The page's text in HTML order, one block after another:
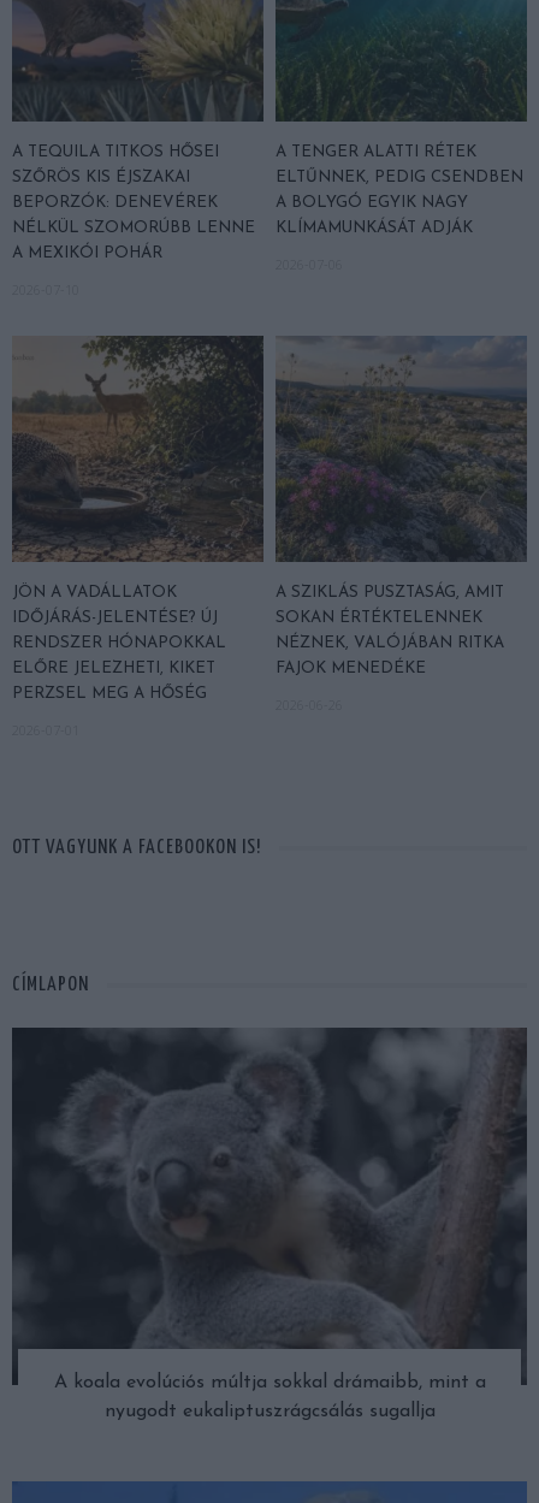
A TEQUILA TITKOS HŐSEI
SZŐRÖS KIS ÉJSZAKAI
BEPORZÓK: DENEVÉREK
NÉLKÜL SZOMORÚBB LENNE
A MEXIKÓI POHÁR
A TENGER ALATTI RÉTEK
ELTŰNNEK, PEDIG CSENDBEN
A BOLYGÓ EGYIK NAGY
KLÍMAMUNKÁSÁT ADJÁK
JÖN A VADÁLLATOK
IDŐJÁRÁS-JELENTÉSE? ÚJ
RENDSZER HÓNAPOKKAL
ELŐRE JELEZHETI, KIKET
PERZSEL MEG A HŐSÉG
A SZIKLÁS PUSZTASÁG, AMIT
SOKAN ÉRTÉKTELENNEK
NÉZNEK, VALÓJÁBAN RITKA
FAJOK MENEDÉKE
OTT VAGYUNK A FACEBOOKON IS!
CÍMLAPON
A koala evolúciós múltja sokkal drámaibb, mint a
nyugodt eukaliptuszrágcsálás sugallja